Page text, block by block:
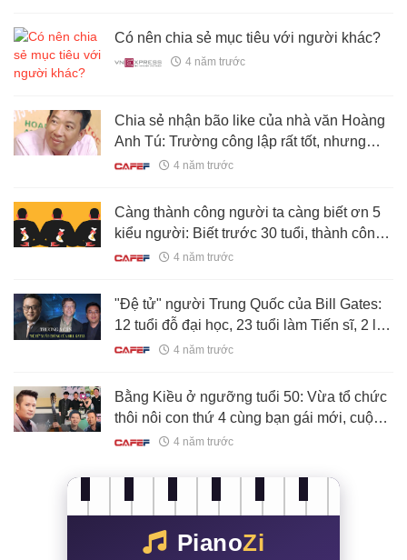
Có nên chia sẻ mục tiêu với người khác?
4 năm trước
Chia sẻ nhận bão like của nhà văn Hoàng
Anh Tú: Trường công lập rất tốt, nhưng
không đến nỗi trượt là kết thúc cuộc đời
4 năm trước
Càng thành công người ta càng biết ơn 5
kiểu người: Biết trước 30 tuổi, thành công
gõ cửa sớm 10 năm
4 năm trước
"Đệ tử" người Trung Quốc của Bill Gates:
12 tuổi đỗ đại học, 23 tuổi làm Tiến sĩ, 2 lần
Microsoft mời gọi mới chịu đồng ý
4 năm trước
Bằng Kiều ở ngưỡng tuổi 50: Vừa tổ chức
thôi nôi con thứ 4 cùng bạn gái mới, cuộc
sống viên mãn
4 năm trước
PianoZi